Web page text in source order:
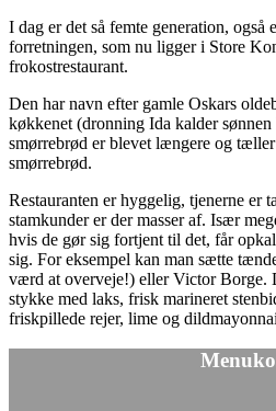
I dag er det så femte generation, også
forretningen, som nu ligger i Store
frokostrestaurant.
Den har navn efter gamle Oskars
køkkenet (dronning Ida kalder
smørrebrød er blevet længere og
smørrebrød.
Restauranten er hyggelig, tjenerne er
stamkunder er der masser af. Især
hvis de gør sig fortjent til det, får
sig. For eksempel kan man sætte
værd at overveje!) eller Victor Borge.
stykke med laks, frisk marineret
friskpillede rejer, lime og